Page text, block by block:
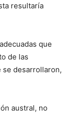
resultaría
que
de las
se desarrollaron,
austral, no